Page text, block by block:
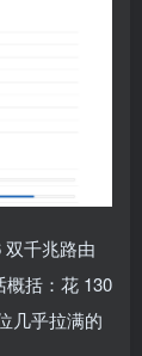
千兆路由
概括：花 130
几乎拉满的